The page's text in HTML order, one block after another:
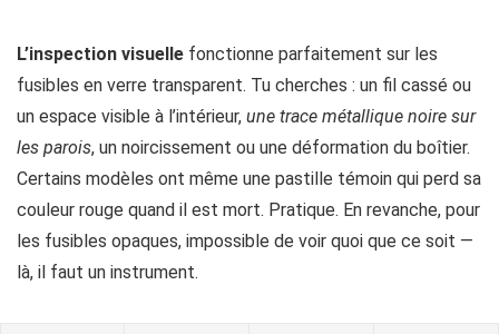
L’inspection visuelle fonctionne parfaitement sur les
fusibles en verre transparent. Tu cherches : un fil cassé ou
un espace visible à l’intérieur, une trace métallique noire sur
les parois, un noircissement ou une déformation du boîtier.
Certains modèles ont même une pastille témoin qui perd sa
couleur rouge quand il est mort. Pratique. En revanche, pour
les fusibles opaques, impossible de voir quoi que ce soit —
là, il faut un instrument.